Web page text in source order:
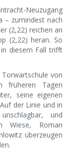
Neuzugang
– zumindest nach
(2,22) reichen an
(2,22) heran. So
diesem Fall trifft
von
früheren Tagen
seine eigenen
der Linie und in
und
Wiese, Roman
überzeugen